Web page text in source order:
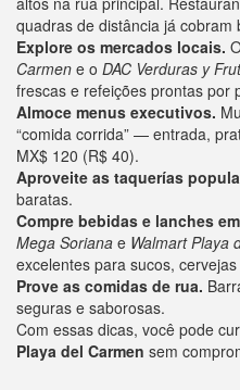
quadras de distância já cobram
Explore os mercados locais.
Carmen e o DAC Verduras y
frescas e refeições prontas por
Almoce menus executivos.
“comida corrida” — entrada,
MX$ 120 (R$ 40).
Aproveite as taquerías
baratas.
Compre bebidas e lanches
Mega Soriana e Walmart Playa
excelentes para sucos,
Prove as comidas de rua.
seguras e saborosas.
Com essas dicas, você pode
Playa del Carmen sem